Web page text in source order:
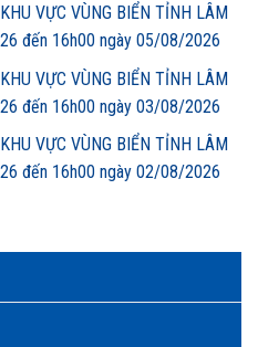
VỰC VÙNG BIỂN TỈNH LÂM
đến 16h00 ngày 05/08/2026
VỰC VÙNG BIỂN TỈNH LÂM
đến 16h00 ngày 03/08/2026
VỰC VÙNG BIỂN TỈNH LÂM
đến 16h00 ngày 02/08/2026